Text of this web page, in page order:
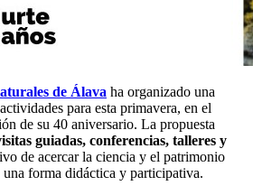
de Álava ha organizado una
para esta primavera, en el
de su 40 aniversario. La propuesta
guiadas, conferencias, talleres y
de acercar la ciencia y el patrimonio
forma didáctica y participativa.